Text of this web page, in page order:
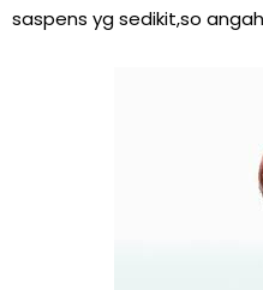
saspens yg sedikit,so